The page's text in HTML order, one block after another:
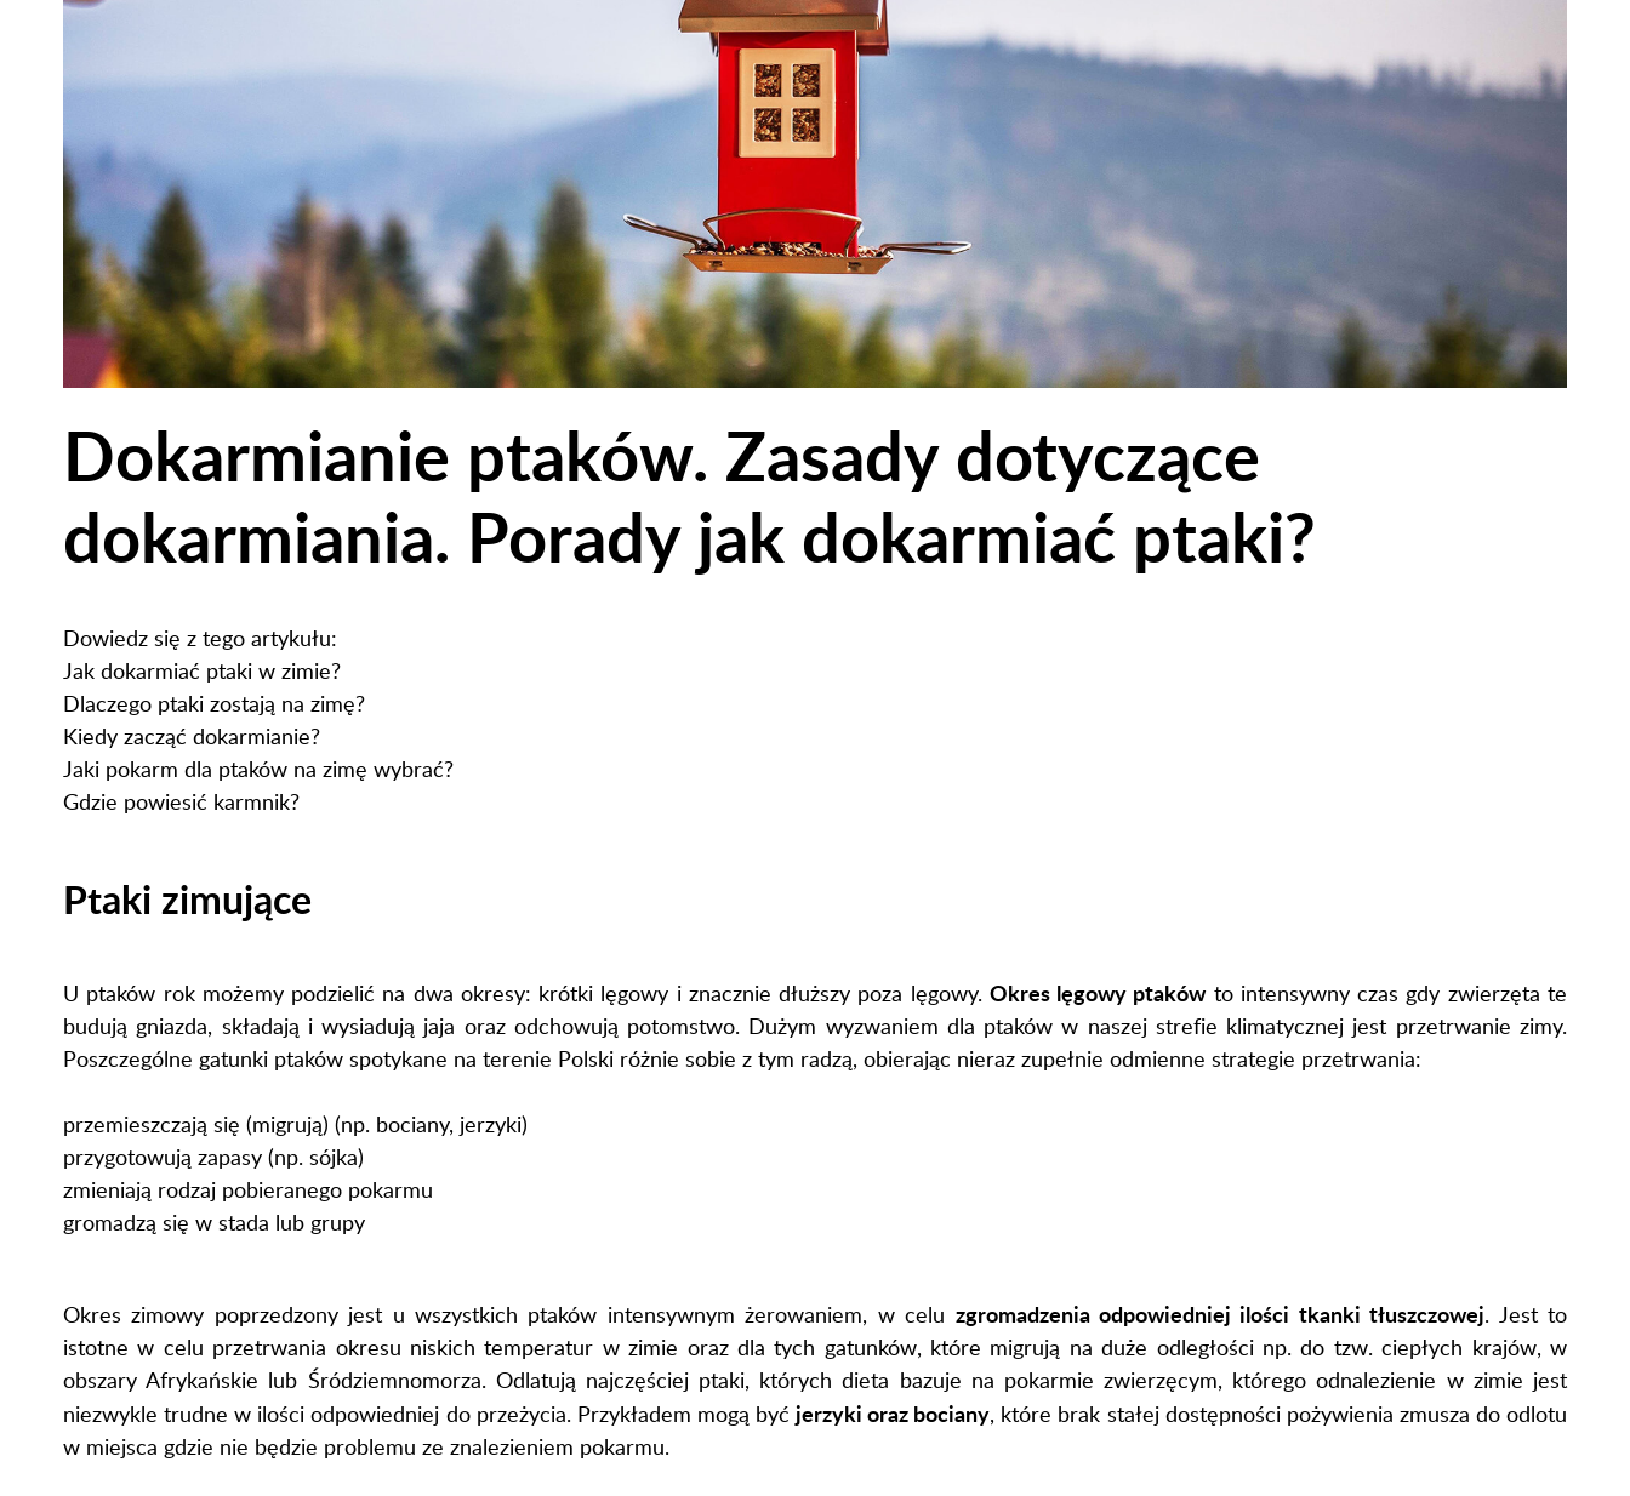
Dokarmianie ptaków. Zasady dotyczące
dokarmiania. Porady jak dokarmiać ptaki?
Dowiedz się z tego artykułu:
Jak dokarmiać ptaki w zimie?
Dlaczego ptaki zostają na zimę?
Kiedy zacząć dokarmianie?
Jaki pokarm dla ptaków na zimę wybrać?
Gdzie powiesić karmnik?
Ptaki zimujące
U ptaków rok możemy podzielić na dwa okresy: krótki lęgowy i znacznie dłuższy poza lęgowy. Okres lęgowy ptakówto intensywny czas gdy zwierzęta te
budują gniazda, składają i wysiadują jaja oraz odchowują potomstwo. Dużym wyzwaniem dla ptaków w naszej strefie klimatycznej jest przetrwanie zimy.
Poszczególne gatunki ptaków spotykane na terenie Polski różnie sobie z tym radzą, obierając nieraz zupełnie odmienne strategie przetrwania:
przemieszczają się (migrują) (np. bociany, jerzyki)
przygotowują zapasy (np. sójka)
zmieniają rodzaj pobieranego pokarmu
gromadzą się w stada lub grupy
Okres zimowy poprzedzony jest u wszystkich ptaków intensywnym żerowaniem, w celu zgromadzenia odpowiedniej ilości tkanki tłuszczowej. Jest to
istotne w celu przetrwania okresu niskich temperatur w zimie oraz dla tych gatunków, które migrują na duże odległości np. do tzw. ciepłych krajów, w
obszary Afrykańskie lub Śródziemnomorza. Odlatują najczęściej ptaki, których dieta bazuje na pokarmie zwierzęcym, którego odnalezienie w zimie jest
niezwykle trudne w ilości odpowiedniej do przeżycia. Przykładem mogą być jerzyki oraz bociany, które brak stałej dostępności pożywienia zmusza do odlotu
w miejsca gdzie nie będzie problemu ze znalezieniem pokarmu.